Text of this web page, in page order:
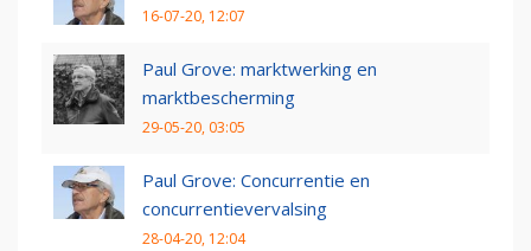
16-07-20, 12:07
Paul Grove: marktwerking en
marktbescherming
29-05-20, 03:05
Paul Grove: Concurrentie en
concurrentievervalsing
28-04-20, 12:04